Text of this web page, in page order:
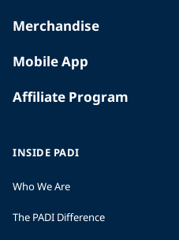
Merchandise
Mobile App
Affiliate Program
INSIDE PADI
Who We Are
The PADI Difference